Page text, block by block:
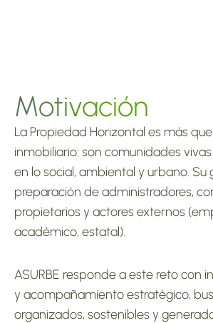
Motivación
La Propiedad Horizontal es más
inmobiliario: son comunidades
en lo social, ambiental y urbano. Su
preparación de administradores,
propietarios y actores externos
académico, estatal).
ASURBE responde a este reto con
y acompañamiento estratégico,
organizados, sostenibles y